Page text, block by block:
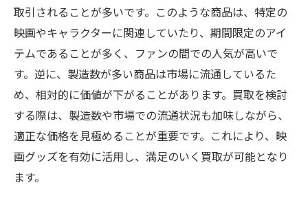
取引されることが多いです。このような商品は、特定の
映画やキャラクターに関連していたり、期間限定のアイ
テムであることが多く、ファンの間での人気が高いで
す。逆に、製造数が多い商品は市場に流通しているた
め、相対的に価値が下がることがあります。買取を検討
する際は、製造数や市場での流通状況も加味しながら、
適正な価格を見極めることが重要です。これにより、映
画グッズを有効に活用し、満足のいく買取が可能となり
ます。